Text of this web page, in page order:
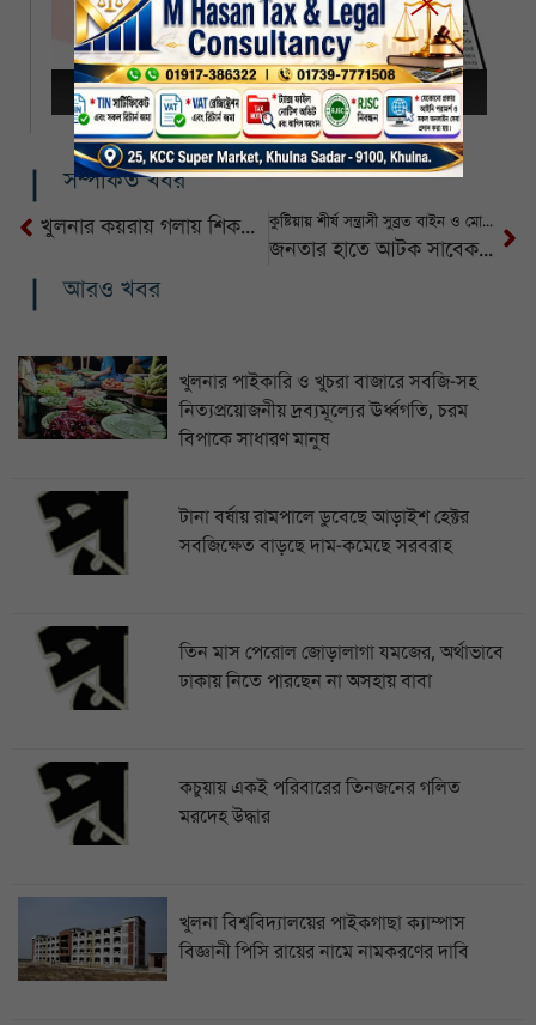
সম্পর্কিত খবর
খুলনার কয়রায় গলায় শিকল বাঁধা অবস্থায় মরদেহ উদ্ধার কুষ্টিয়ায় শীর্ষ সন্ত্রাসী সুব্রত বাইন ও মোল্যা মাসুদ গ্রেপ্তার
জনতার হাতে আটক সাবেক ভূমিমন্ত্রী রেজাউল করিম
আরও খবর
খুলনার পাইকারি ও খুচরা বাজারে সবজি-সহ
নিত্যপ্রয়োজনীয় দ্রব্যমূল্যের ঊর্ধ্বগতি, চরম
বিপাকে সাধারণ মানুষ
টানা বর্ষায় রামপালে ডুবেছে আড়াইশ হেক্টর
সবজিক্ষেত বাড়ছে দাম-কমেছে সরবরাহ
তিন মাস পেরোল জোড়ালাগা যমজের, অর্থাভাবে
ঢাকায় নিতে পারছেন না অসহায় বাবা
কচুয়ায় একই পরিবারের তিনজনের গলিত
মরদেহ উদ্ধার
খুলনা বিশ্ববিদ্যালয়ের পাইকগাছা ক্যাম্পাস
বিজ্ঞানী পিসি রায়ের নামে নামকরণের দাবি